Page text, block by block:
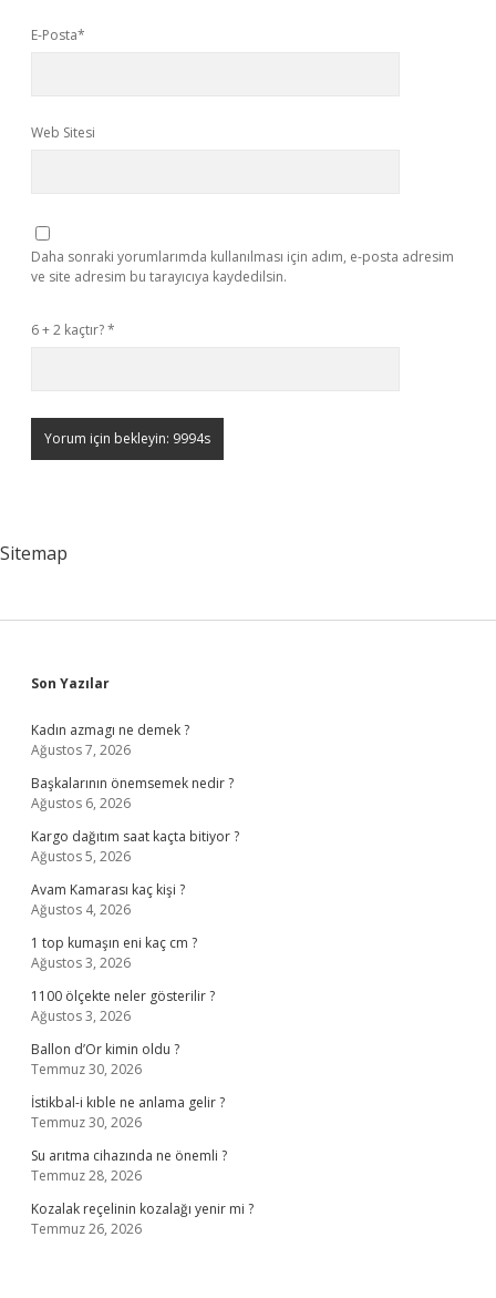
E-Posta*
Web Sitesi
Daha sonraki yorumlarımda kullanılması için adım, e-posta adresim
ve site adresim bu tarayıcıya kaydedilsin.
6 + 2 kaçtır?*
Sitemap
Sidebar
Son Yazılar
Kadın azmagı ne demek ?
Ağustos 7, 2026
Başkalarının önemsemek nedir ?
Ağustos 6, 2026
Kargo dağıtım saat kaçta bitiyor ?
Ağustos 5, 2026
Avam Kamarası kaç kişi ?
Ağustos 4, 2026
1 top kumaşın eni kaç cm ?
Ağustos 3, 2026
1100 ölçekte neler gösterilir ?
Ağustos 3, 2026
Ballon d’Or kimin oldu ?
Temmuz 30, 2026
İstikbal-i kıble ne anlama gelir ?
Temmuz 30, 2026
Su arıtma cihazında ne önemli ?
Temmuz 28, 2026
Kozalak reçelinin kozalağı yenir mi ?
Temmuz 26, 2026